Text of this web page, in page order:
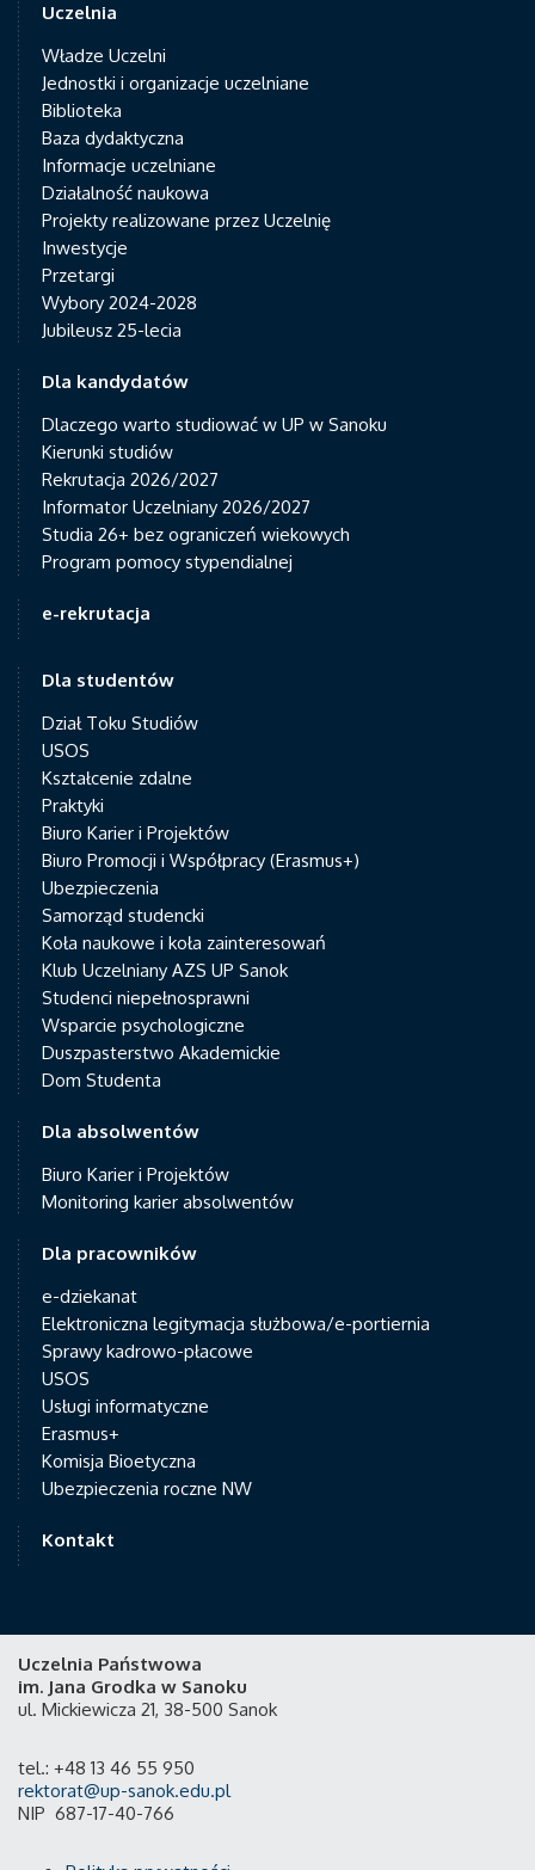
Uczelnia
Władze Uczelni
Jednostki i organizacje uczelniane
Biblioteka
Baza dydaktyczna
Informacje uczelniane
Działalność naukowa
Projekty realizowane przez Uczelnię
Inwestycje
Przetargi
Wybory 2024-2028
Jubileusz 25-lecia
Dla kandydatów
Dlaczego warto studiować w UP w Sanoku
Kierunki studiów
Rekrutacja 2026/2027
Informator Uczelniany 2026/2027
Studia 26+ bez ograniczeń wiekowych
Program pomocy stypendialnej
e-rekrutacja
Dla studentów
Dział Toku Studiów
USOS
Kształcenie zdalne
Praktyki
Biuro Karier i Projektów
Biuro Promocji i Współpracy (Erasmus+)
Ubezpieczenia
Samorząd studencki
Koła naukowe i koła zainteresowań
Klub Uczelniany AZS UP Sanok
Studenci niepełnosprawni
Wsparcie psychologiczne
Duszpasterstwo Akademickie
Dom Studenta
Dla absolwentów
Biuro Karier i Projektów
Monitoring karier absolwentów
Dla pracowników
e-dziekanat
Elektroniczna legitymacja służbowa/e-portiernia
Sprawy kadrowo-płacowe
USOS
Usługi informatyczne
Erasmus+
Komisja Bioetyczna
Ubezpieczenia roczne NW
Kontakt
Uczelnia Państwowa
im. Jana Grodka w Sanoku
ul. Mickiewicza 21, 38-500 Sanok
tel.: +48 13 46 55 950
rektorat@up-sanok.edu.pl
NIP 687-17-40-766